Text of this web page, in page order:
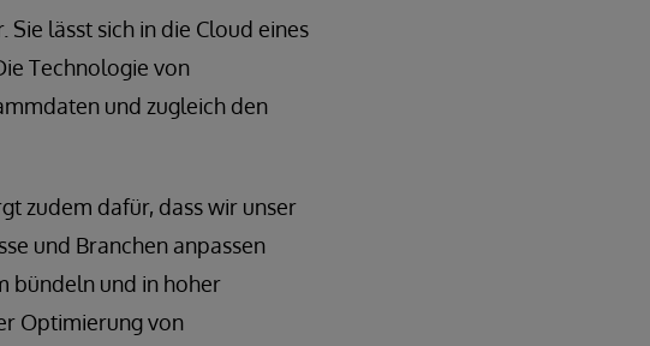
lässt sich in die Cloud eines
Technologie von
und zugleich den
zudem dafür, dass wir unser
und Branchen anpassen
bündeln und in hoher
Optimierung von